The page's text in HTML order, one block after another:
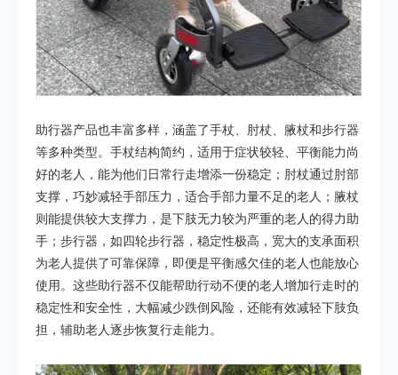
助行器产品也丰富多样，涵盖了手杖、肘杖、腋杖和步行器
等多种类型。手杖结构简约，适用于症状较轻、平衡能力尚
好的老人，能为他们日常行走增添一份稳定；肘杖通过肘部
支撑，巧妙减轻手部压力，适合手部力量不足的老人；腋杖
则能提供较大支撑力，是下肢无力较为严重的老人的得力助
手；步行器，如四轮步行器，稳定性极高，宽大的支承面积
为老人提供了可靠保障，即便是平衡感欠佳的老人也能放心
使用。这些助行器不仅能帮助行动不便的老人增加行走时的
稳定性和安全性，大幅减少跌倒风险，还能有效减轻下肢负
担，辅助老人逐步恢复行走能力。